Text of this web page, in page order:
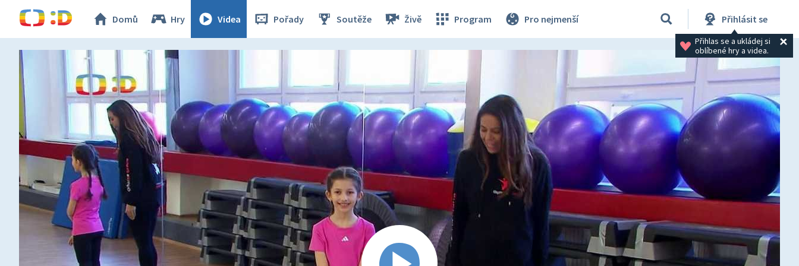
Domů Hry Videa Pořady Soutěže Živě Program Pro nejmenší Přihlásit se
Přihlas se a ukládej si
oblíbené hry a videa.